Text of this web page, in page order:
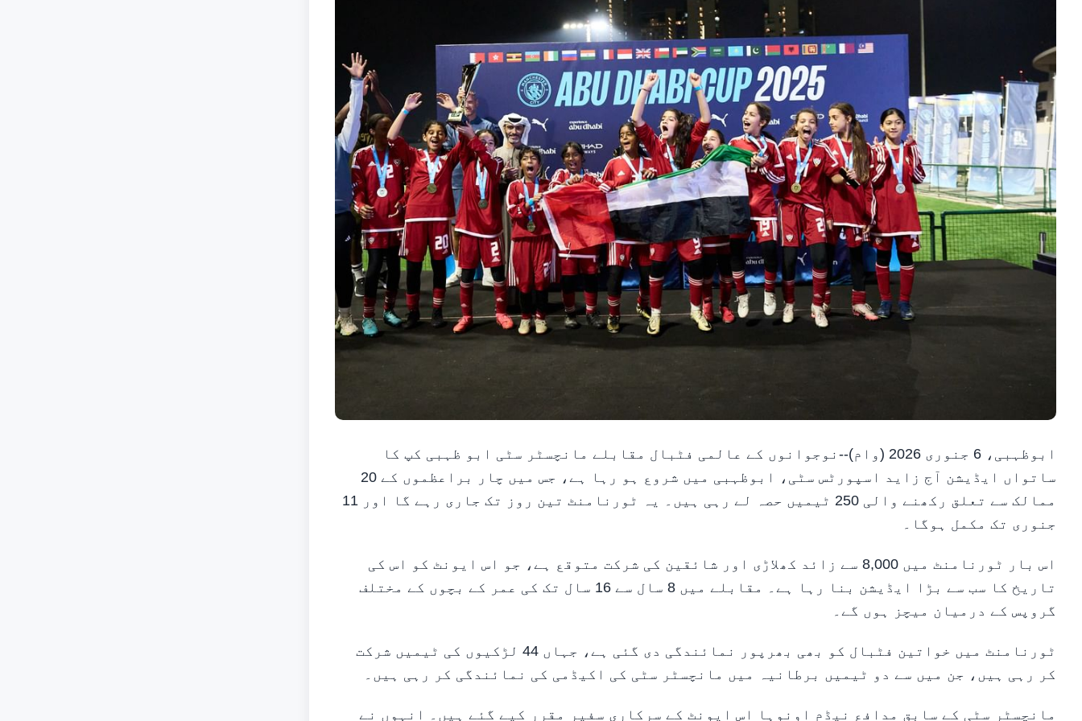
ابوظہبی، 6 جنوری 2026 (وام)--نوجوانوں کے عالمی فٹبال مقابلے مانچسٹر سٹی ابو ظہبی کپ کا
ساتواں ایڈیشن آج زاید اسپورٹس سٹی، ابوظہبی میں شروع ہو رہا ہے، جس میں چار براعظموں کے 20
ممالک سے تعلق رکھنے والی 250 ٹیمیں حصہ لے رہی ہیں۔ یہ ٹورنامنٹ تین روز تک جاری رہے گا اور 11
جنوری تک مکمل ہوگا۔
اس بار ٹورنامنٹ میں 8,000 سے زائد کھلاڑی اور شائقین کی شرکت متوقع ہے، جو اس ایونٹ کو اس کی
تاریخ کا سب سے بڑا ایڈیشن بنا رہا ہے۔ مقابلے میں 8 سال سے 16 سال تک کی عمر کے بچوں کے مختلف
گروپس کے درمیان میچز ہوں گے۔
ٹورنامنٹ میں خواتین فٹبال کو بھی بھرپور نمائندگی دی گئی ہے، جہاں 44 لڑکیوں کی ٹیمیں شرکت
کر رہی ہیں، جن میں سے دو ٹیمیں برطانیہ میں مانچسٹر سٹی کی اکیڈمی کی نمائندگی کر رہی ہیں۔
مانچسٹر سٹی کے سابق مدافع نیڈم اونوہا اس ایونٹ کے سرکاری سفیر مقرر کیے گئے ہیں۔ انہوں نے